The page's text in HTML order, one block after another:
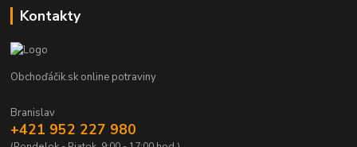
Kontakty
Obchoďáčik.sk online potraviny
Branislav
+421 952 227 980